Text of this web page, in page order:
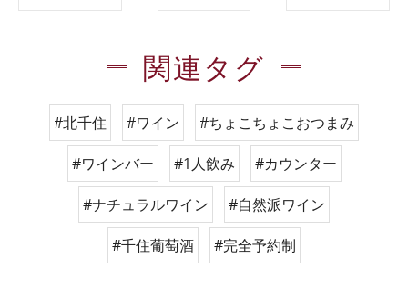
関連タグ
#北千住 #ワイン #ちょこちょこおつまみ
#ワインバー #1人飲み #カウンター
#ナチュラルワイン #自然派ワイン
#千住葡萄酒 #完全予約制